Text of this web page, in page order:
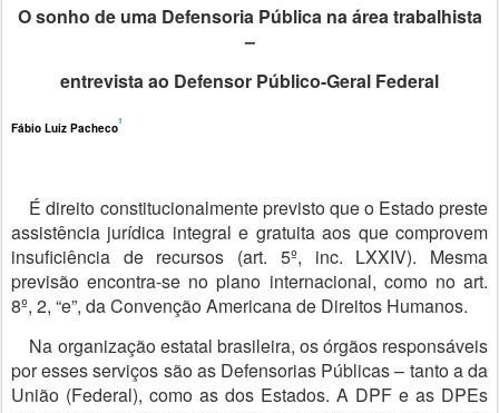
O sonho de uma Defensoria Pública na área trabalhista
–
entrevista ao Defensor Público-Geral Federal
Fábio Luiz Pacheco
1
É direito constitucionalmente previsto que o Estado preste
assistência jurídica integral e gratuita aos que comprovem
insuficiência de recursos (art. 5º, inc. LXXIV). Mesma
previsão encontra-se no plano internacional, como no art.
8º, 2, “e”, da Convenção Americana de Direitos Humanos.
Na organização estatal brasileira, os órgãos responsáveis
por esses serviços são as Defensorias Públicas – tanto a da
União (Federal), como as dos Estados. A DPF e as DPEs